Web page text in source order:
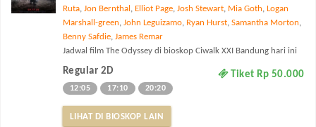
Ruta, Jon Bernthal , Elliot Page, Josh Stewart, Mia Goth, Logan
Marshall-green, John Leguizamo, Ryan Hurst, Samantha Morton,
Benny Safdie, James Remar
Jadwal film The Odyssey di bioskop Ciwalk XXI Bandung hari ini
Regular 2D Tiket Rp 50.000
12:05 17:10 20:20
LIHAT DI BIOSKOP LAIN